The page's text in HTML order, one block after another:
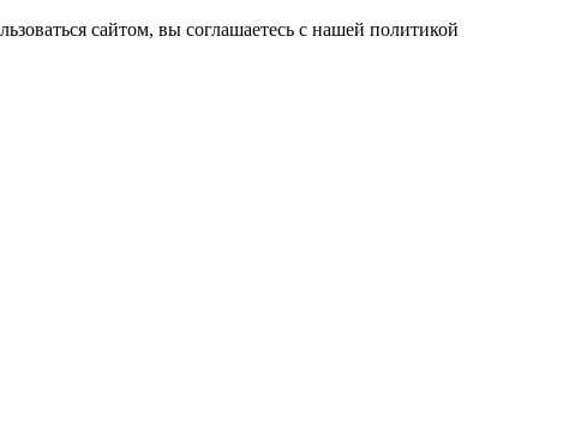
сайтом, вы соглашаетесь с нашей политикой